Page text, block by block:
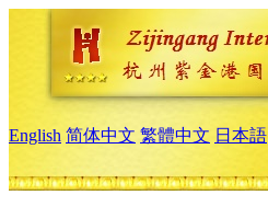
English 简体中文 繁體中文 日本語